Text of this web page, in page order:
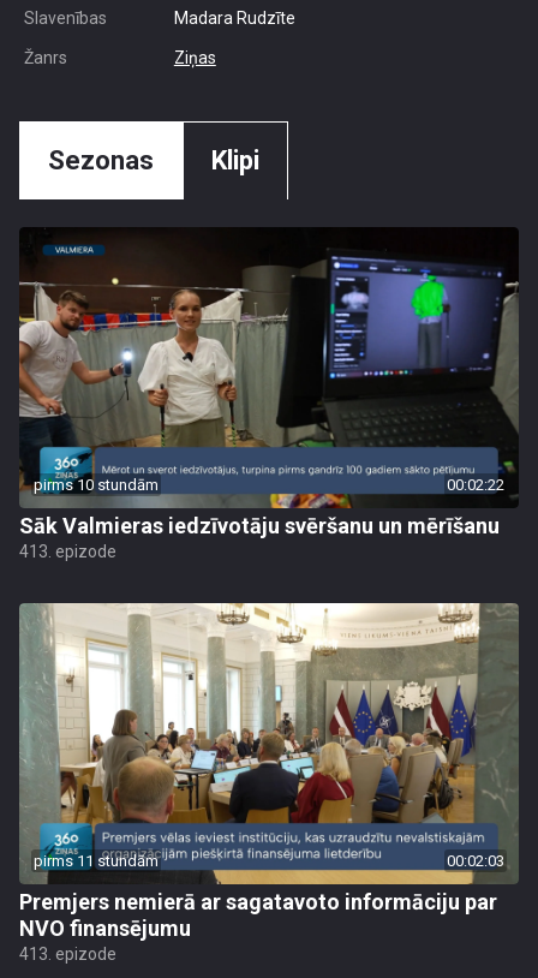
Slavenības Madara Rudzīte
Žanrs Ziņas
Sezonas Klipi
pirms 10 stundām 00:02:22
Sāk Valmieras iedzīvotāju svēršanu un mērīšanu
413. epizode
pirms 11 stundām 00:02:03
Premjers nemierā ar sagatavoto informāciju par
NVO finansējumu
413. epizode